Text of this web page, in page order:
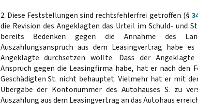
2. Diese Feststellungen sind rechtsfehlerfrei getroffen (§
die Revision des Angeklagten das Urteil im Schuld- und
bereits Bedenken gegen die Annahme des
Auszahlungsanspruch aus dem Leasingvertrag habe
Angeklagte durchsetzen wollte. Dass der
Anspruch gegen die Leasingfirma habe, hat er nach den
Geschädigten St. nicht behauptet. Vielmehr hat er mit
Übergabe der Kontonummer des Autohauses S. zu
Auszahlung aus dem Leasingvertrag an das Autohaus